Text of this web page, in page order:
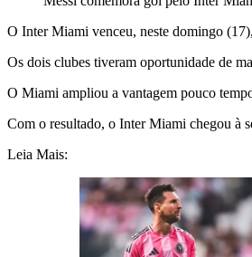
O Inter Miami venceu, neste domingo
Os dois clubes tiveram oportunidade de
O Miami ampliou a vantagem pouco
Com o resultado, o Inter Miami chegou à
Leia Mais: